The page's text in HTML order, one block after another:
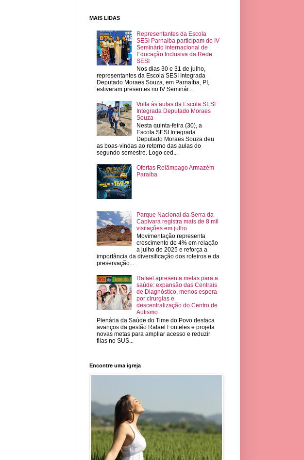
MAIS LIDAS
Representantes da Escola
SESI Parnaíba participam do IV
Seminário Internacional de
Educação Inclusiva da Rede
SESI
Nos dias 30 e 31 de julho,
representantes da Escola SESI Integrada
Deputado Moraes Souza, em Parnaíba, PI,
estiveram presentes no IV Seminár...
Volta às aulas da Escola SESI
Integrada Deputado Moraes
Souza
Nesta quinta-feira (30), a
Escola SESI Integrada
Deputado Moraes Souza deu
as boas-vindas ao retorno das aulas do
segundo semestre. Logo ced...
Ofertas Relâmpago Armazém
Paraíba
Parque Nacional da Serra da
Capivara registra mais de 8 mil
visitações em julho
Movimentação representa
crescimento de 4% em relação
a julho de 2025 e reforça a
importância da diversificação dos roteiros e da
preservação...
Rafael apresenta metas para a
saúde: expansão das Centrais
de Diagnóstico, menos espera
por cirurgias e
descentralização do Centro de
Autismo
Plenária da Saúde do Time do Povo destaca
avanços da gestão Rafael Fonteles e projeta
novas metas para ampliar acesso e reduzir
filas no SUS...
Encontre uma igreja